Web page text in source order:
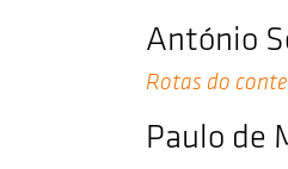
António
Rotas do
Paulo de